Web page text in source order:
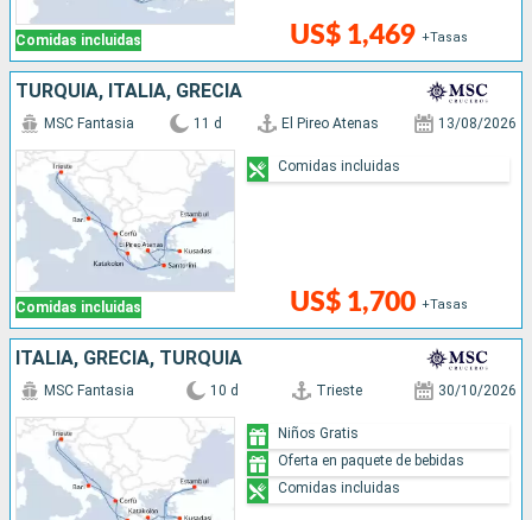
Comidas incluidas US$ 1,469 +Tasas
TURQUÍA, ITALIA, GRECIA
Comidas incluidas
MSC Fantasia 11 d El Pireo Atenas 13/08/2026
US$ 1,700 +Tasas
Comidas incluidas
ITALIA, GRECIA, TURQUÍA
MSC Fantasia 10 d Trieste 30/10/2026
Niños Gratis
Oferta en paquete de bebidas
Comidas incluidas